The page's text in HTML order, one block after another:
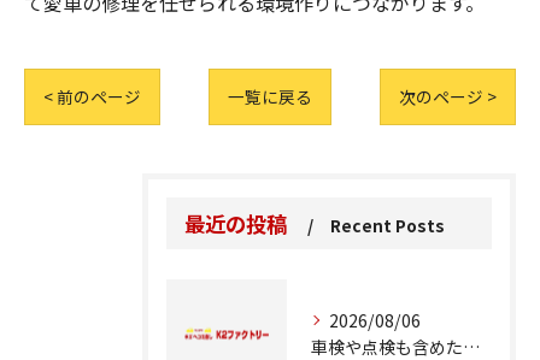
< 前のページ 一覧に戻る 次のページ >
最近の投稿 Recent Posts
2026/08/06
車検や点検も含めた車修理の重要ポイント解説